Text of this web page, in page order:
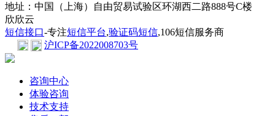
地址：中国（上海）自由贸易试验区环湖西二路888号C楼
欣欣云
短信接口-专注短信平台,验证码短信,106短信服务商
沪ICP备2022008703号
咨询中心
体验咨询
技术支持